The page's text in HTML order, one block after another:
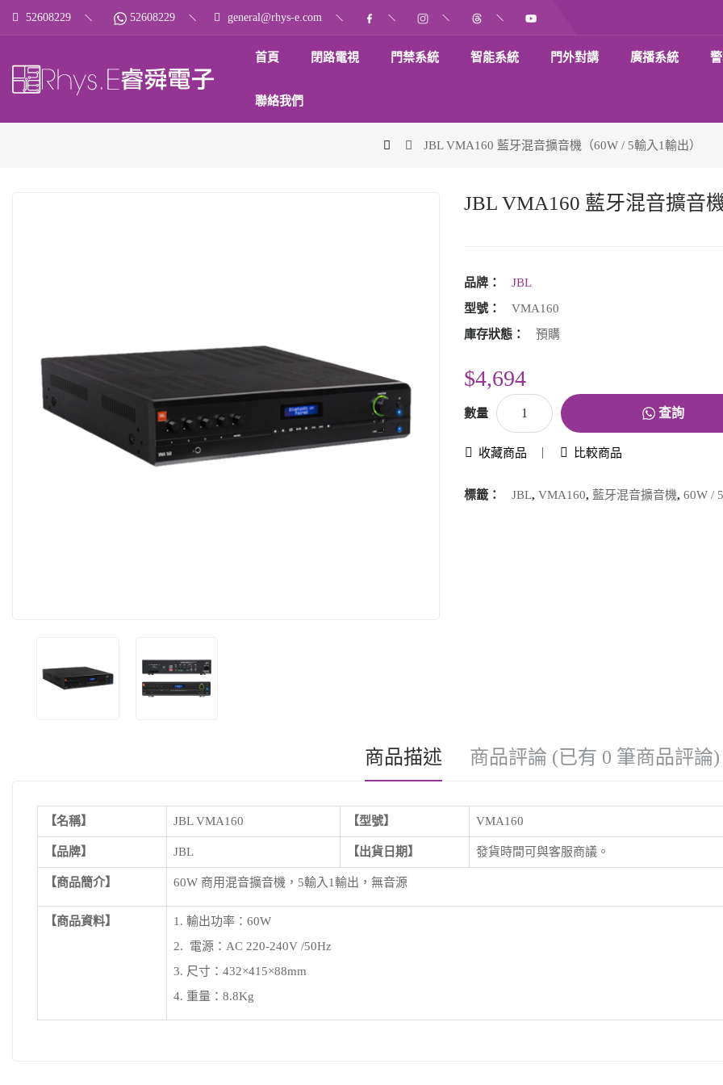
52608229 52608229 general@rhys-e.com
首頁 閉路電視 門禁系統 智能系統 門外對講 廣播系統
聯絡我們
JBL VMA160 藍牙混音擴音機（60W / 5輸入1輸出）
JBL VMA160 藍牙混音擴音
品牌：
JBL
型號：
VMA160
庫存狀態：
預購
$4,694
數量 查詢
收藏商品 比較商品
標籤： JBL, VMA160, 藍牙混音擴音機, 60W /
商品描述 商品評論 (已有 0 筆商品評論)
【名稱】 JBL VMA160 【型號】 VMA160
【品牌】 JBL 【出貨日期】 發貨時間可與客服商議。
【商品簡介】 60W 商用混音擴音機 ， 5輸入1輸出 ， 無音源
【商品資料】
1. 輸出功率：60W
2. 電源：AC 220‐240V /50Hz
3. 尺寸：432×415×88mm
4. 重量：8.8Kg